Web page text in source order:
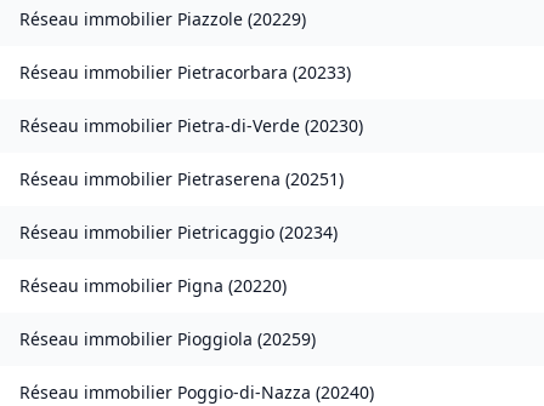
Réseau immobilier Piazzole (20229)
Réseau immobilier Pietracorbara (20233)
Réseau immobilier Pietra-di-Verde (20230)
Réseau immobilier Pietraserena (20251)
Réseau immobilier Pietricaggio (20234)
Réseau immobilier Pigna (20220)
Réseau immobilier Pioggiola (20259)
Réseau immobilier Poggio-di-Nazza (20240)